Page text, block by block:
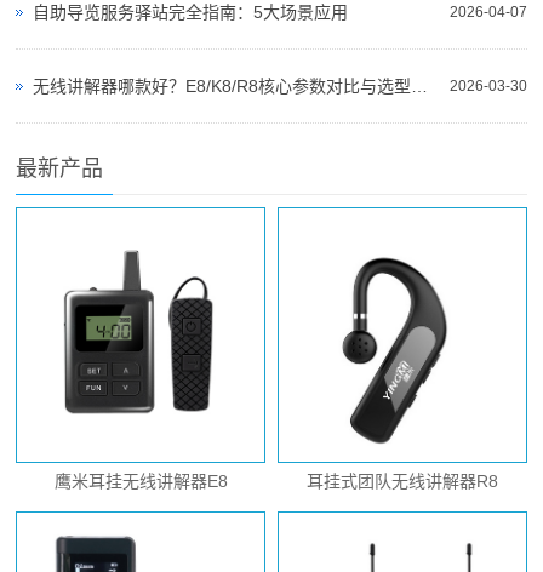
2026-04-07
自助导览服务驿站完全指南：5大场景应用
2026-03-30
最新产品
鹰米耳挂无线讲解器E8 耳挂式团队无线讲解器R8